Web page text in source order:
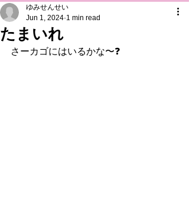
たまいれ
ゆみせんせい
Jun 1, 2024 1 min read
さーカゴにはいるかな〜❓